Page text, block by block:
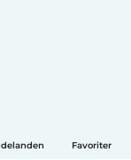
Favoriter